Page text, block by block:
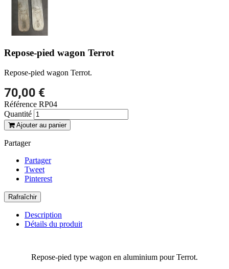
Repose-pied wagon Terrot
Repose-pied wagon Terrot.
70,00 €
Référence RP04
Quantité
Ajouter au panier
Partager
Partager
Tweet
Pinterest
Description
Détails du produit
Repose-pied type wagon en aluminium pour Terrot.